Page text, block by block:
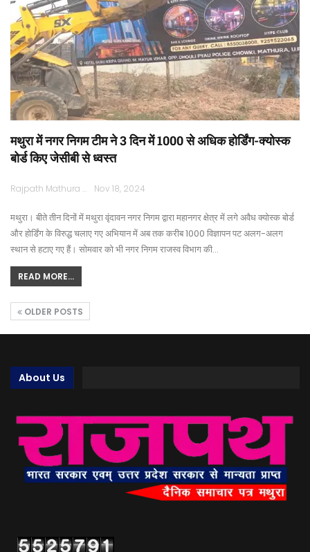
मथुरा में नगर निगम टीम ने 3 दिन में 1000 से अधिक होर्डिंग-क्योस्क
बोर्ड किए जेसीबी से ध्वस्त
Rajpath Mathura Nov 18, 2024
मथुरा। बीते तीन दिनों में मथुरा वृंदावन नगर निगम द्वारा महानगर क्षेत्र में लगे अवैध क्योस्क बोर्ड
और होर्डिंग के विरुद्ध चलाए गए अभियान में अब तक करीब 1000 विज्ञापन पट अलग-अलग
स्थान से हटाए गए हैं। सोमवार को भी नगर निगम राजस्व विभाग की…
READ MORE...
OLDER POSTS
About Us